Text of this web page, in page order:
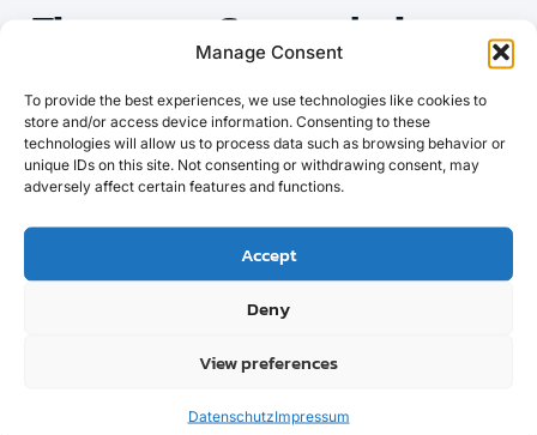
Manage Consent
To provide the best experiences, we use technologies like cookies to
store and/or access device information. Consenting to these
technologies will allow us to process data such as browsing behavior or
unique IDs on this site. Not consenting or withdrawing consent, may
adversely affect certain features and functions.
Accept
Deny
View preferences
DatenschutzImpressum
Tipps zum Sparen beim
Messebesuch
Eine der besten Möglichkeiten, beim Besuch der
Hannover Messe zu sparen, ist der frühzeitige
Ticketkauf. Viele Messen bieten einen Frühbucherrabatt,
der die Preise erheblich senken kann. Wenn du deine
du einen Platz bekommst.
Ein weiterer Spartipp ist die Nutzung von Online-
Foren teilen spezielle Gutscheine, die du beim Kauf
deiner Tickets verwenden kannst. Es lohnt sich, ein
wenig online zu recherchieren, bevor du dein Ticket